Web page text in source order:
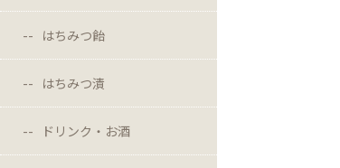
はちみつ飴
はちみつ漬
ドリンク・お酒